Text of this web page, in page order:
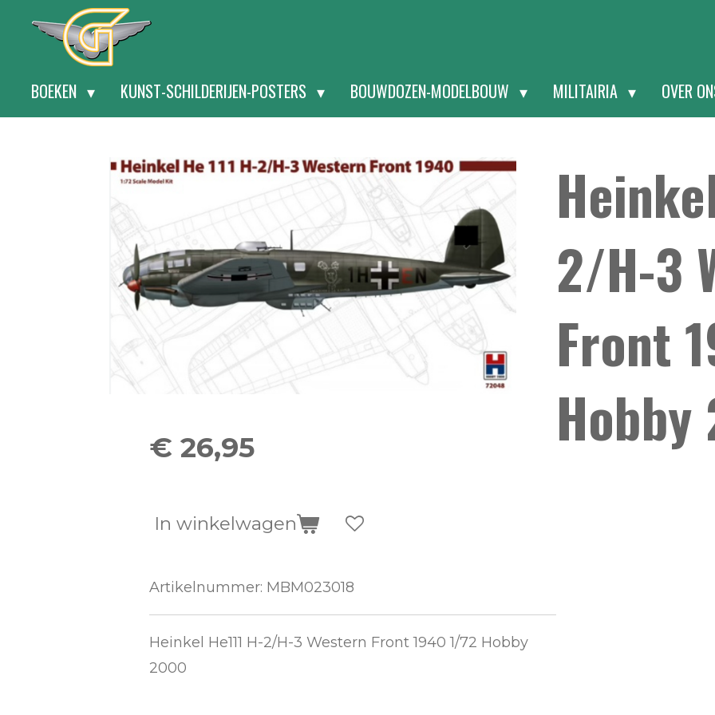
hoofdinhoud
BOEKEN KUNST-SCHILDERIJEN-POSTERS BOUWDOZEN-MODELBOUW MILITAIRIA OVER
2/H-3
Front
€ 26,95
In winkelwagen
Artikelnummer: MBM023018
Heinkel He111 H-2/H-3 Western Front 1940 1/72 Hobby
2000